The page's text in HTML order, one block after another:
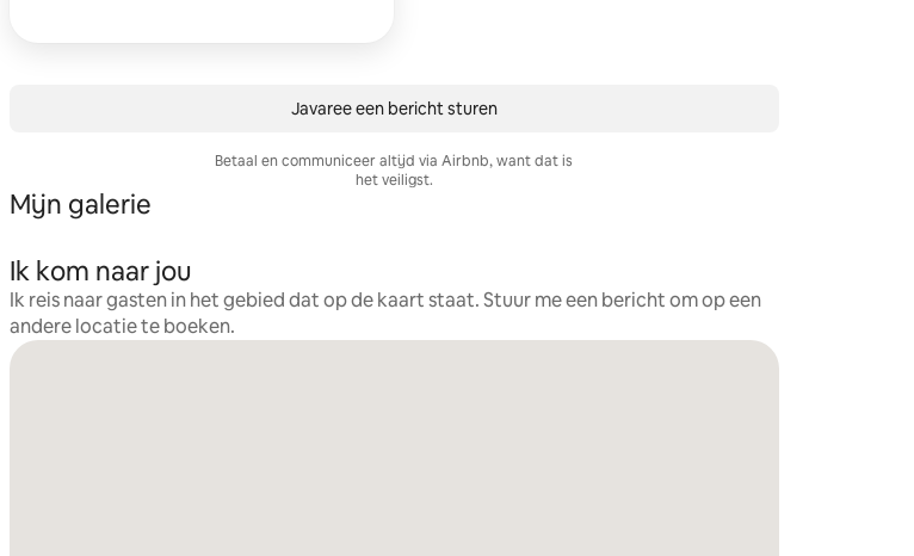
Javaree een bericht sturen
Betaal en communiceer altijd via Airbnb, want dat is
het veiligst.
Mijn galerie
Ik kom naar jou
Ik reis naar gasten in het gebied dat op de kaart staat. Stuur me een bericht om op een
andere locatie te boeken.